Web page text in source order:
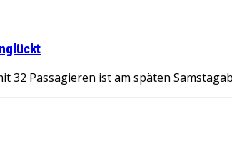
32 Passagieren ist am späten